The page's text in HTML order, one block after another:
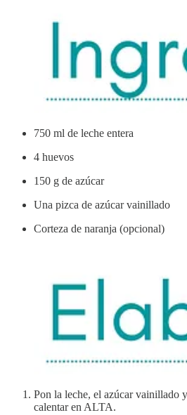
750 ml de leche entera
4 huevos
150 g de azúcar
Una pizca de azúcar vainillado
Corteza de naranja (opcional)
Pon la leche, el azúcar vainillado
calentar en ALTA.